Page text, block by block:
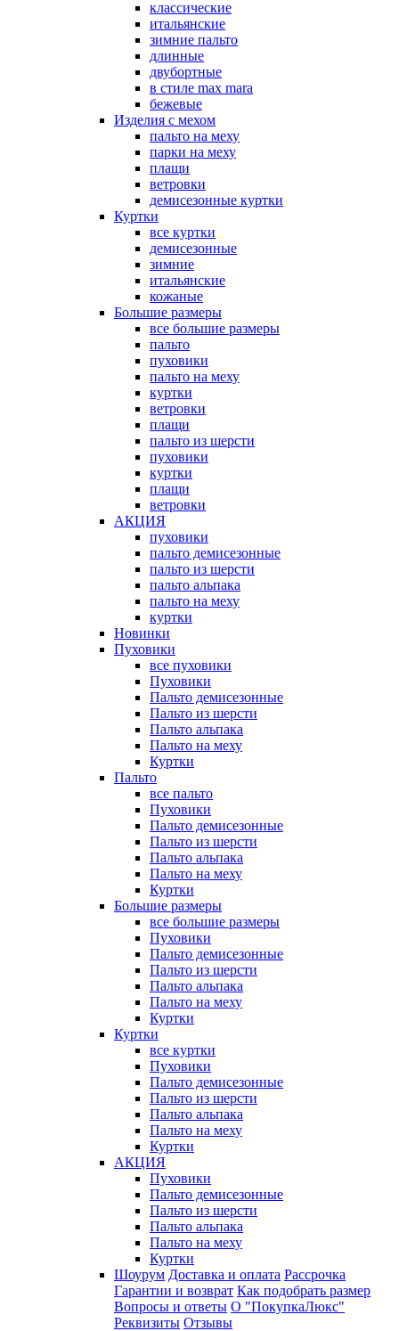
классические
итальянские
зимние пальто
длинные
двубортные
в стиле max mara
бежевые
Изделия с мехом
пальто на меху
парки на меху
плащи
ветровки
демисезонные куртки
Куртки
все куртки
демисезонные
зимние
итальянские
кожаные
Большие размеры
все большие размеры
пальто
пуховики
пальто на меху
куртки
ветровки
плащи
пальто из шерсти
пуховики
куртки
плащи
ветровки
АКЦИЯ
пуховики
пальто демисезонные
пальто из шерсти
пальто альпака
пальто на меху
куртки
Новинки
Пуховики
все пуховики
Пуховики
Пальто демисезонные
Пальто из шерсти
Пальто альпака
Пальто на меху
Куртки
Пальто
все пальто
Пуховики
Пальто демисезонные
Пальто из шерсти
Пальто альпака
Пальто на меху
Куртки
Большие размеры
все большие размеры
Пуховики
Пальто демисезонные
Пальто из шерсти
Пальто альпака
Пальто на меху
Куртки
Куртки
все куртки
Пуховики
Пальто демисезонные
Пальто из шерсти
Пальто альпака
Пальто на меху
Куртки
АКЦИЯ
Пуховики
Пальто демисезонные
Пальто из шерсти
Пальто альпака
Пальто на меху
Куртки
Шоурум Доставка и оплата Рассрочка
Гарантии и возврат Как подобрать размер
Вопросы и ответы О "ПокупкаЛюкс"
Реквизиты Отзывы